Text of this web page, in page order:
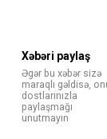
Xəbəri paylaş
Əgər bu xəbər sizə
maraqlı gəldisə,
dostlarınızla
paylaşmağı
unutmayın